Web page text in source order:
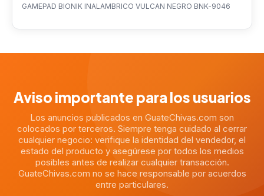
GAMEPAD BIONIK INALAMBRICO VULCAN NEGRO BNK-9046
Aviso importante para los usuarios
Los anuncios publicados en GuateChivas.com son
colocados por terceros. Siempre tenga cuidado al cerrar
cualquier negocio: verifique la identidad del vendedor, el
estado del producto y asegúrese por todos los medios
posibles antes de realizar cualquier transacción.
GuateChivas.com no se hace responsable por acuerdos
entre particulares.